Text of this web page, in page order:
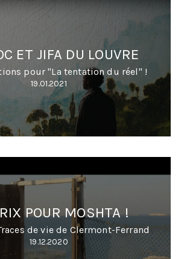
ET JIFA DU LOUVRE
pour "La tentation du réel" !
19.01.2021
POUR MOSHTA !
de vie de Clermont-Ferrand
19.12.2020